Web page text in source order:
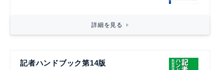
詳細を見る
記者ハンドブック第14版